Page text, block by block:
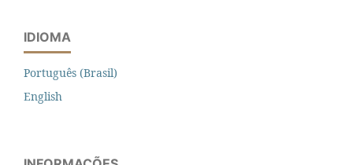
IDIOMA
Português (Brasil)
English